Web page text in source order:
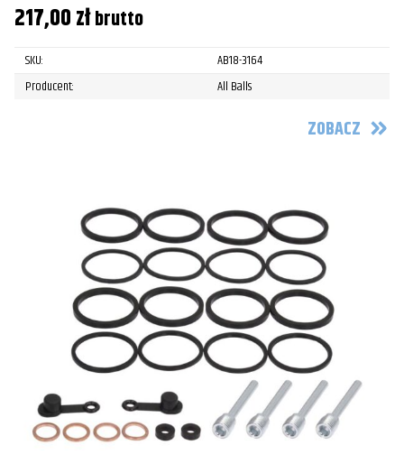
217,00złbrutto
SKU:
AB18-3164
Producent:
All Balls
ZOBACZ